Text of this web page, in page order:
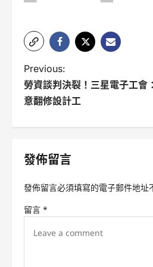
P
o
n
i
Previous:
勞資談判決裂！三星電子工
意翻修設計工
發佈留言
發佈留言必須填寫的電子郵件地址
留言 *